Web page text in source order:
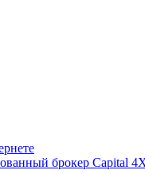
брокер Capital